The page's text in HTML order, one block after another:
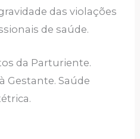
das violações
de saúde.
da Parturiente.
Gestante. Saúde